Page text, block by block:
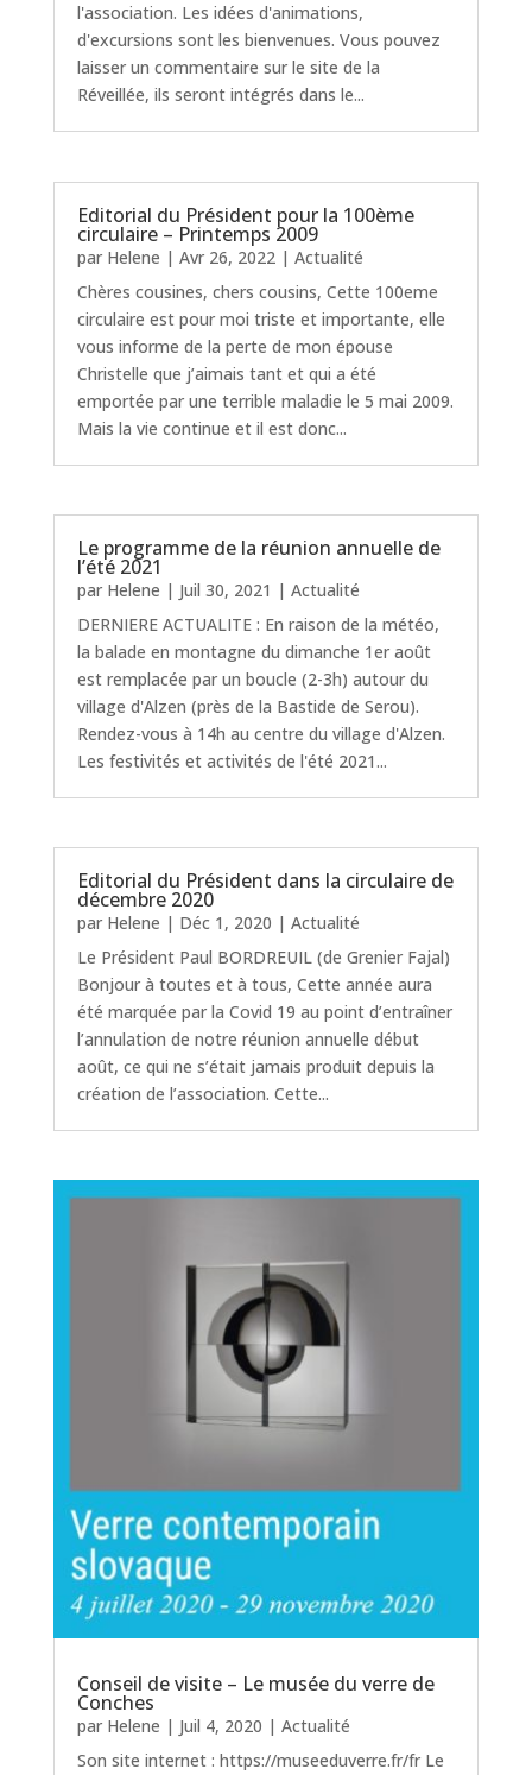
l'association. Les idées d'animations,
d'excursions sont les bienvenues. Vous pouvez
laisser un commentaire sur le site de la
Réveillée, ils seront intégrés dans le...
Editorial du Président pour la 100ème
circulaire – Printemps 2009
par Helene | Avr 26, 2022| Actualité
Chères cousines, chers cousins, Cette 100eme
circulaire est pour moi triste et importante, elle
vous informe de la perte de mon épouse
Christelle que j’aimais tant et qui a été
emportée par une terrible maladie le 5 mai 2009.
Mais la vie continue et il est donc...
Le programme de la réunion annuelle de
l’été 2021
par Helene | Juil 30, 2021 | Actualité
DERNIERE ACTUALITE : En raison de la météo,
la balade en montagne du dimanche 1er août
est remplacée par un boucle (2-3h) autour du
village d'Alzen (près de la Bastide de Serou).
Rendez-vous à 14h au centre du village d'Alzen.
Les festivités et activités de l'été 2021...
Editorial du Président dans la circulaire de
décembre 2020
par Helene | Déc 1, 2020 | Actualité
Le Président Paul BORDREUIL (de Grenier Fajal)
Bonjour à toutes et à tous, Cette année aura
été marquée par la Covid 19 au point d’entraîner
l’annulation de notre réunion annuelle début
août, ce qui ne s’était jamais produit depuis la
création de l’association. Cette...
Conseil de visite – Le musée du verre de
Conches
par Helene | Juil 4, 2020 | Actualité
Son site internet : https://museeduverre.fr/fr Le